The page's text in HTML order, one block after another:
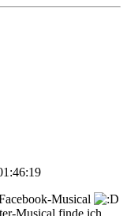
Musical